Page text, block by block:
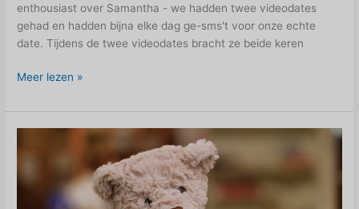
enthousiast over Samantha - we hadden twee videodates
gehad en hadden bijna elke dag ge-sms't voor onze echte
date. Tijdens de twee videodates bracht ze beide keren
Hoe
de
deactivering
Meer lezen »